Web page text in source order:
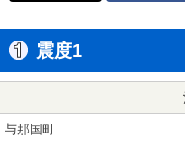
震度1
与那国町